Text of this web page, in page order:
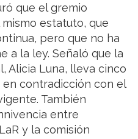
que el gremio
estatuto, que
pero que no ha
a la ley. Señaló que la
Alicia Luna, lleva cinco
contradicción con el
También
entre
y la comisión